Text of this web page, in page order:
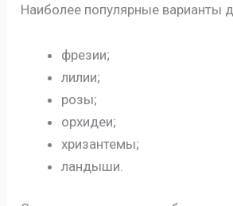
Наиболее популярные варианты
фрезии;
лилии;
розы;
орхидеи;
хризантемы;
ландыши.